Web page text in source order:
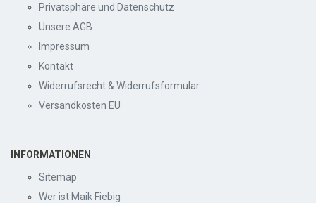
Privatsphäre und Datenschutz
Unsere AGB
Impressum
Kontakt
Widerrufsrecht & Widerrufsformular
Versandkosten EU
INFORMATIONEN
Sitemap
Wer ist Maik Fiebig